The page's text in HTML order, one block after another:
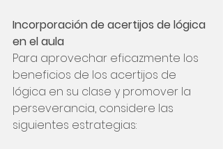
Incorporación de acertijos de lógica
en el aula
Para aprovechar eficazmente los
beneficios de los acertijos de
lógica en su clase y promover la
perseverancia, considere las
siguientes estrategias: